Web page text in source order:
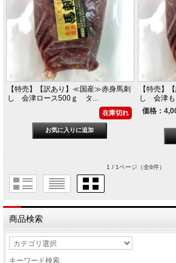
【特売】【訳あり】≪国産≫赤身馬刺
し 会津ロース500ｇ タ...
在庫切れ
【特売】
し 会津
価格：
1 / 1ページ（全8件）
商品検索
キーワード検索